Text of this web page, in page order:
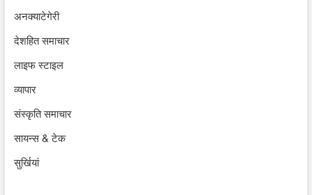
अनक्याटेगेरी
देशहित समाचार
लाइफ स्टाइल
व्यापार
संस्कृति समाचार
सायन्स & टेक
सुर्खियां